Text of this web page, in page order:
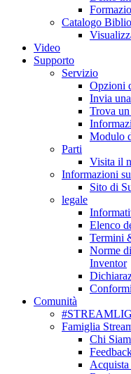
Catalogo
Video
Supporto
Servizio
Opzioni
Invia
Trova un
Modulo
Parti
Visita il
Informazioni
Sito di
legale
Elenco
Termini
Norme
Inventor
Comunità
Famiglia
Chi
Acquista